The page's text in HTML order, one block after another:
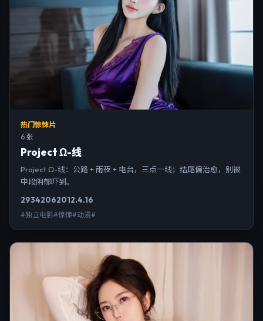
热门惊悚片
6 张
Project Ω-线
Project Ω-线：公路 + 雨夜 + 电台，三点一线；结尾偏治愈，别被
中段阴郁吓到。
29342062012.4.16
#独立电影#惊悚#动漫#